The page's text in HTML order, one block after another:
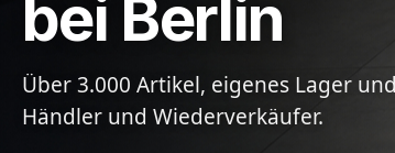
bei Berlin
Über 3.000 Artikel, eigenes Lager
Händler und Wiederverkäufer.